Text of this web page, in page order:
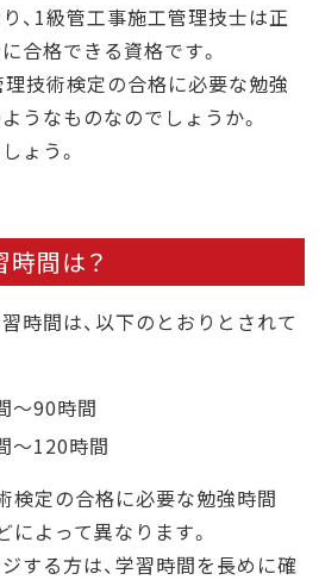
、1級管工事施工管理技士は正
合格できる資格です。
理技術検定の合格に必要な勉強
うなものなのでしょうか。
ょう。
間は？
時間は、以下のとおりとされて
～90時間
～120時間
検定の合格に必要な勉強時間
によって異なります。
する方は、学習時間を長めに確